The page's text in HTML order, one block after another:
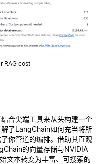
RAG cost
合尖端工具来从头构建一个
了LangChain如何充当将所
你管道的编排。借助其直观
的向量存储与NVIDIA
文本转变为丰富、可搜索的